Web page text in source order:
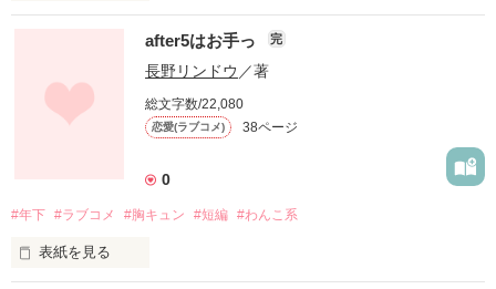
こんな人生の転機ってあり？
流された感がしなくもないけど
とりあえず、ご飯作ります。
・・・食べてくれなくても。
－－－－－－－－－－－－－－－－－－－－－－
西崎塔子、２４歳、食品会社の最年少チーフ。昨日まで順風満
帆。
after5はお手っ 完
長野リンドウ ／著
総文字数/22,080
恋愛(ラブコメ) 38ページ
0
#年下 #ラブコメ #胸キュン #短編 #わんこ系
表紙を見る